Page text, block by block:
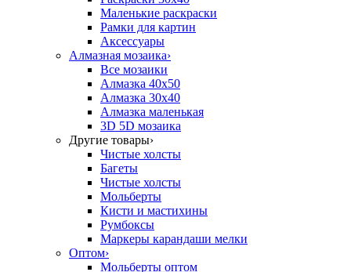
Маленькие раскраски
Рамки для картин
Аксессуары
Алмазная мозаика›
Все мозаики
Алмазка 40х50
Алмазка 30х40
Алмазка маленькая
3D 5D мозаика
Другие товары›
Чистые холсты
Багеты
Чистые холсты
Мольберты
Кисти и мастихины
Румбоксы
Маркеры карандаши мелки
Оптом›
Мольберты оптом